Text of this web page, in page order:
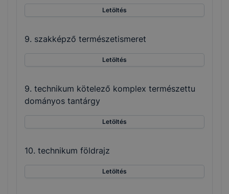
Letöltés
9. szakképző természetismeret
Letöltés
9. technikum kötelező komplex természettu
dományos tantárgy
Letöltés
10. technikum földrajz
Letöltés